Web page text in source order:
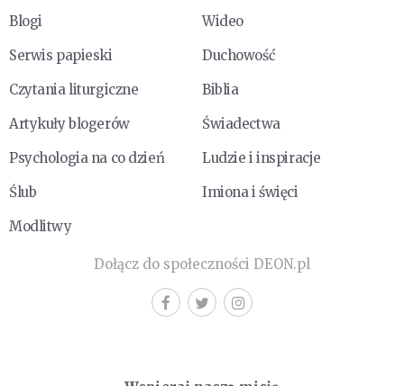
Blogi
Wideo
Serwis papieski
Duchowość
Czytania liturgiczne
Biblia
Artykuły blogerów
Świadectwa
Psychologia na co dzień
Ludzie i inspiracje
Ślub
Imiona i święci
Modlitwy
Dołącz do społeczności DEON.pl